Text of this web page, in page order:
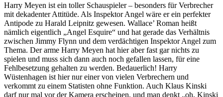
Harry Meyen ist ein toller Schauspieler – besonders für Verbrecher
mit dekadenter Attitüde. Als Inspektor Angel wäre er ein perfekter
Antipode zu Harald Leipnitz gewesen. Wallace’ Roman heißt
nämlich eigentlich „Angel Esquire“ und hat gerade das Verhältnis
zwischen Jimmy Flynn und dem verdächtigen Inspektor Angel zum
Thema. Der arme Harry Meyen hat hier aber fast gar nichts zu
spielen und muss sich dann auch noch gefallen lassen, für eine
Fehlbesetzung gehalten zu werden. Bedauerlich! Harry
Wüstenhagen ist hier nur einer von vielen Verbrechern und
verkommt zu einem Statisten ohne Funktion. Auch Klaus Kinski
darf nur mal vor der Kamera erscheinen, und man denkt „oh, Kinski